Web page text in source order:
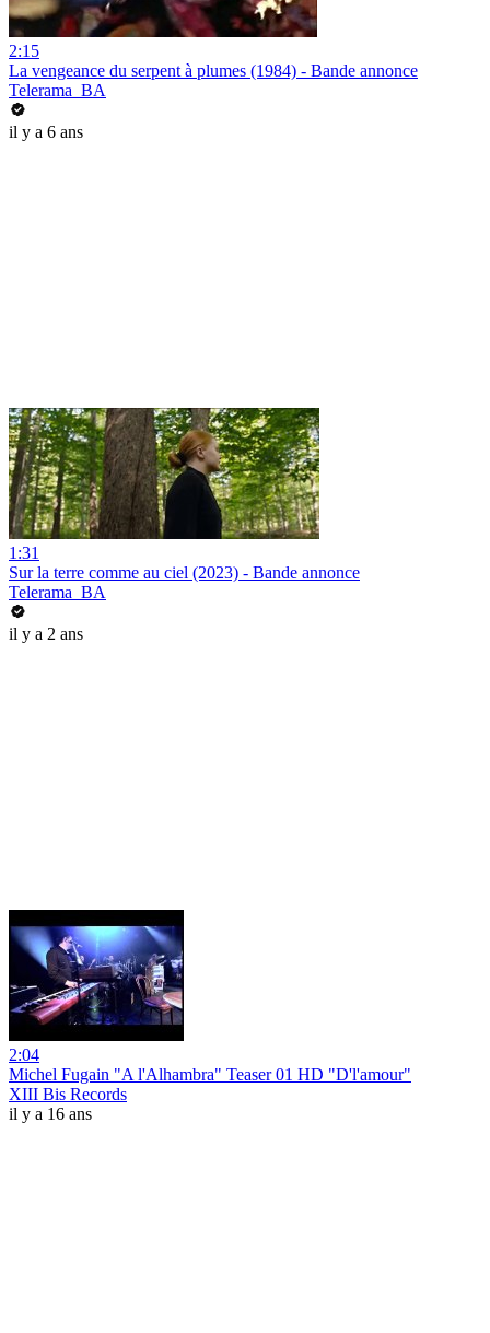
2:15
La vengeance du serpent à plumes (1984) - Bande annonce
Telerama_BA
il y a 6 ans
1:31
Sur la terre comme au ciel (2023) - Bande annonce
Telerama_BA
il y a 2 ans
2:04
Michel Fugain "A l'Alhambra" Teaser 01 HD "D'l'amour"
XIII Bis Records
il y a 16 ans